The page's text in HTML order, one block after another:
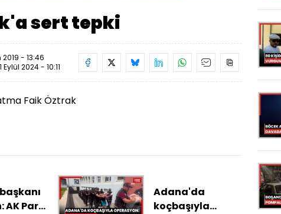
sert tepki
2019 - 13:46
Eylül 2024 - 10:11
Faik Öztrak
AK Parti
Adana'da
koçbaşıyla